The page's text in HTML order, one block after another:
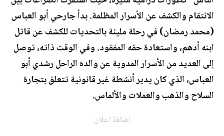
الانتقام والكشف عن الأسرار المظلمة. بدأ جارحي أبو العباس
(محمد رمضان) في رحلة مليئة بالتحديات للكشف عن قاتل
ابنه أدهم، واستعادة حقه المفقود. وفي الوقت ذاته، توصل
إلى العديد من الأسرار المدوية عن والده الراحل رشدي أبو
العباس، الذي كان يدير أنشطة غير قانونية تتعلق بتجارة
السلاح والذهب والعملات والألماس.
اضافة اعلان